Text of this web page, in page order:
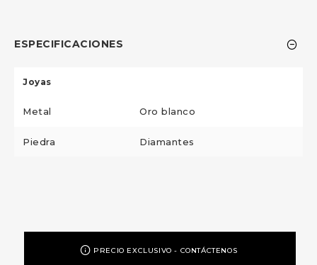
ESPECIFICACIONES
Joyas
Metal Oro blanco
Piedra Diamantes
PRECIO EXCLUSIVO - CONTÁCTENOS